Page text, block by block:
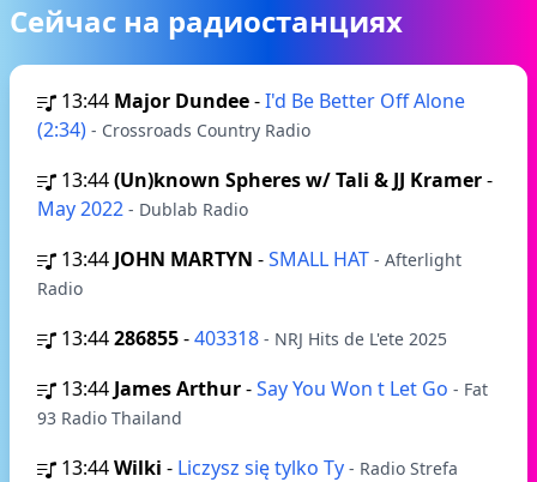
Сейчас на радиостанциях
13:44 Major Dundee-I'd Be Better Off Alone
(2:34) - Crossroads Country Radio
13:44(Un)known Spheres w/ Tali & JJ Kramer-
May 2022 - Dublab Radio
13:44 JOHN MARTYN -SMALL HAT - Afterlight
Radio
13:44286855-403318 - NRJ Hits de L'ete 2025
13:44 James Arthur-Say You Won t Let Go - Fat
93 Radio Thailand
13:44Wilki - Liczysz się tylko Ty - Radio Strefa